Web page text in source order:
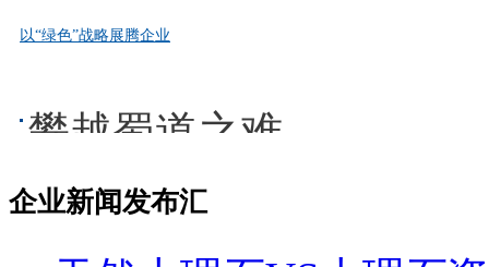
以“绿色”战略展腾企业
攀越蜀道之难
企业新闻发布汇